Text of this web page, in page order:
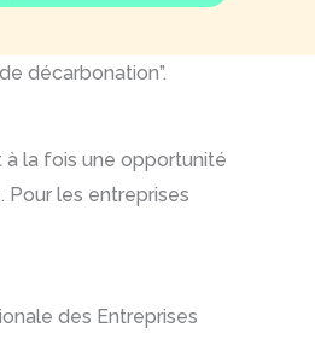
décarbonation”.
à la fois une opportunité
Pour les entreprises
des Entreprises